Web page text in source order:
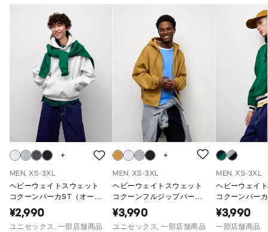
MEN, XS-3XL
ヘビーウェイトスウェット
コクーンパーカST（オーバ
ーサイズフィット）
¥2,990
ユニセックス, 一部店舗商品
MEN, XS-3XL
ヘビーウェイトスウェット
コクーンフルジップパーカ
ST（オーバーサイズフィッ
ト）
¥3,990
ユニセックス, 一部店舗商品
MEN, XS-3XL
ヘビーウェイ
コクーンパー
ー)ST（オーバ
ット）
¥3,990
一部店舗商品